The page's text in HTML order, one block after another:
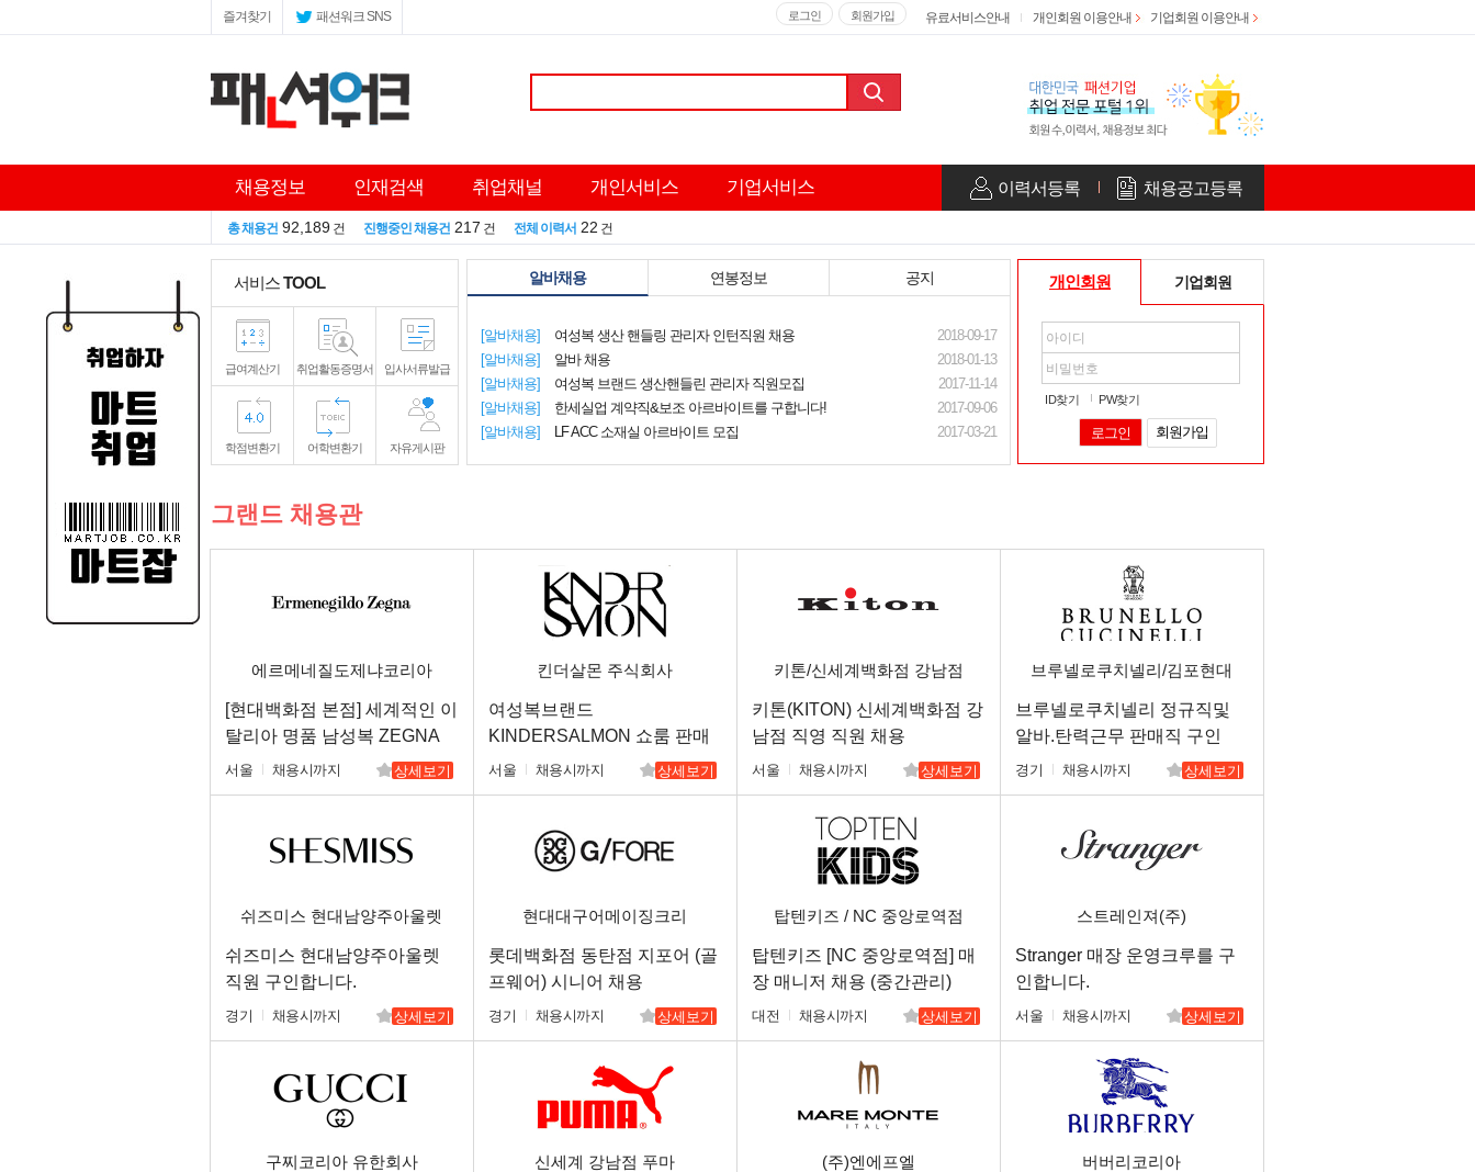
즐겨찾기 패션워크 SNS 로그인 회원가입 유료서비스안내 개인회원 이용안내 기업회원 이용안내
채용정보 인재검색 취업채널 개인서비스 기업서비스 이력서등록 채용공고등록
총 채용건 92,189 건 진행중인 채용건 217 건 전체 이력서 22 건
서비스TOOL
급여계산기 취업활동증명서 입사서류발급
학점변환기 어학변환기 자유게시판
알바채용 연봉정보 공지
[알바채용] 여성복 생산 핸들링 관리자 인턴직원 채용
2018-09-17
[알바채용]
알바 채용
2018-01-13
[알바채용]
여성복 브랜드 생산핸들린 관리자 직원모집
2017-11-14
[알바채용]
한세실업 계약직&보조 아르바이트를 구합니다!
2017-09-06
[알바채용]
LF ACC 소재실 아르바이트 모집 2017-03-21
개인회원 기업회원
ID찾기 PW찾기
회원가입
그랜드 채용관
에르메네질도제냐코리아
[현대백화점 본점] 세계적인 이
탈리아 명품 남성복 ZEGNA
신입/경력
서울 채용시까지 상세보기
킨더살몬 주식회사
여성복브랜드
KINDERSALMON 쇼룸 판매
직원 채용
서울 채용시까지 상세보기
키톤/신세계백화점 강남점
키톤(KITON) 신세계백화점 강
남점 직영 직원 채용
서울 채용시까지 상세보기
브루넬로쿠치넬리/김포현대
브루넬로쿠치넬리 정규직및
알바.탄력근무 판매직 구인
경기 채용시까지 상세보기
쉬즈미스 현대남양주아울렛
쉬즈미스 현대남양주아울렛
직원 구인합니다.
경기 채용시까지 상세보기
현대대구어메이징크리
롯데백화점 동탄점 지포어 (골
프웨어) 시니어 채용
경기 채용시까지 상세보기
탑텐키즈 / NC 중앙로역점
탑텐키즈 [NC 중앙로역점] 매
장 매니저 채용 (중간관리)
대전 채용시까지 상세보기
스트레인져(주)
Stranger 매장 운영크루를 구
인합니다.
서울 채용시까지 상세보기
구찌코리아 유한회사 신세계 강남점 푸마 (주)엔에프엘 버버리코리아